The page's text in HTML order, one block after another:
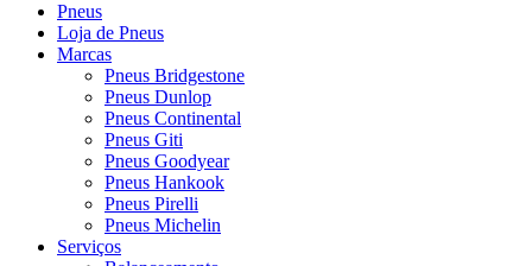
Pneus
Loja de Pneus
Marcas
Pneus Bridgestone
Pneus Dunlop
Pneus Continental
Pneus Giti
Pneus Goodyear
Pneus Hankook
Pneus Pirelli
Pneus Michelin
Serviços